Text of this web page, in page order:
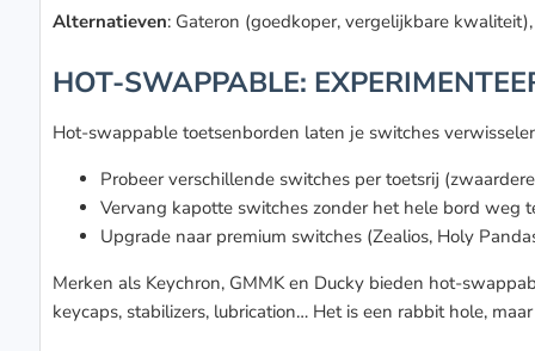
Alternatieven: Gateron (goedkoper, vergelijkbare
HOT-SWAPPABLE:
Hot-swappable toetsenborden laten je switches
Probeer verschillende switches per toetsrij
Vervang kapotte switches zonder het hele bord weg
Upgrade naar premium switches (Zealios, Holy
Merken als Keychron, GMMK en Ducky bieden hot-
keycaps, stabilizers, lubrication… Het is een rabbit hole,